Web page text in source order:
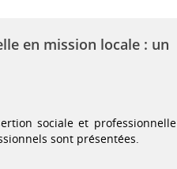
en mission locale : un
sociale et professionnelle
sont présentées.